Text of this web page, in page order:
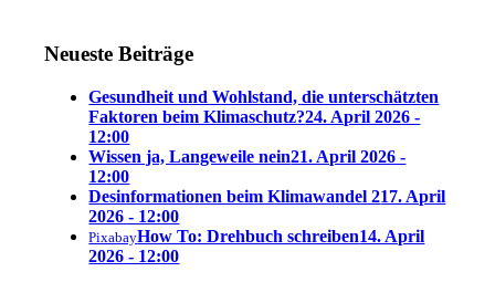
Neueste Beiträge
Gesundheit und Wohlstand, die unterschätzten
Faktoren beim Klimaschutz?24. April 2026 -
12:00
Wissen ja, Langeweile nein21. April 2026 -
12:00
Desinformationen beim Klimawandel 217. April
2026 - 12:00
PixabayHow To: Drehbuch schreiben14. April
2026 - 12:00